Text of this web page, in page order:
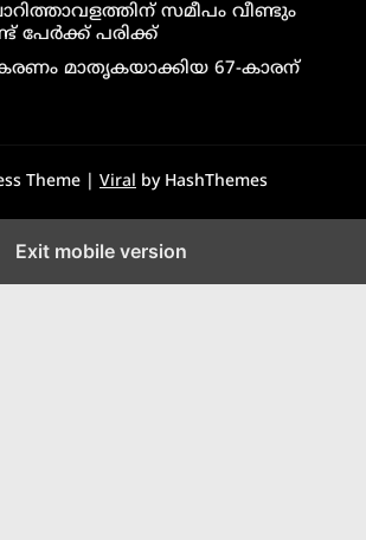
സമീപം വീണ്ടും
പേർക്ക് പരിക്ക്
മാതൃകയാക്കിയ 67-കാരന്
Theme | Viral by HashThemes
Exit mobile version